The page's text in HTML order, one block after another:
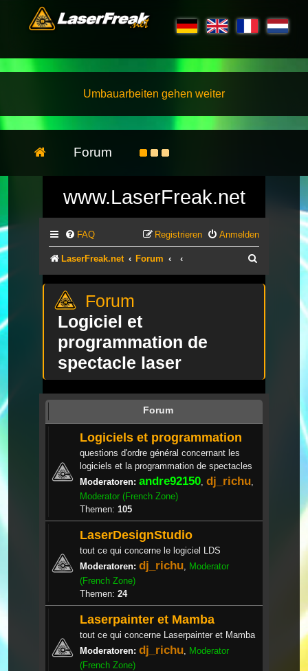
Umbauarbeiten gehen weiter
Forum
www.LaserFreak.net
FAQ Anmelden
Registrieren
LaserFreak.net Forum
Logiciel et
programmation de
spectacle laser
Forum
Logiciels et programmation
questions d'ordre général concernant les
logiciels et la programmation de spectacles
Moderatoren: andre92150 dj_richu
Moderator (French Zone)
Themen: 105
LaserDesignStudio
tout ce qui concerne le logiciel LDS
Moderatoren: dj_richu Moderator
(French Zone)
Themen: 24
Laserpainter et Mamba
tout ce qui concerne Laserpainter et Mamba
Moderatoren: dj_richu Moderator
(French Zone)